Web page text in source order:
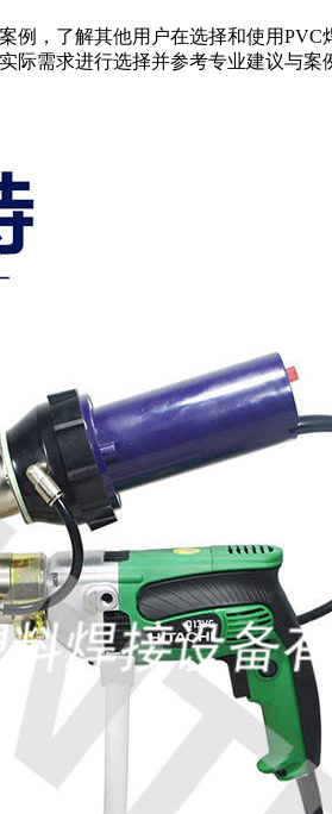
了解其他用户在选择和使用PVC
需求进行选择并参考专业建议与案